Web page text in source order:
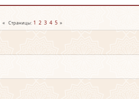
Страницы 1 2 3 4 5